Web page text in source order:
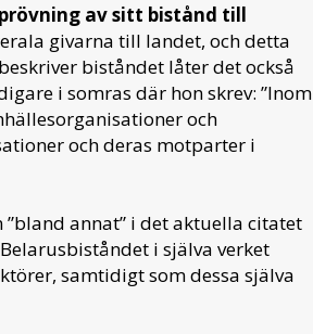
av sitt bistånd till
givarna till landet, och detta
biståndet låter det också
i somras där hon skrev: ”Inom
och
och deras motparter i
annat” i det aktuella citatet
i själva verket
samtidigt som dessa själva